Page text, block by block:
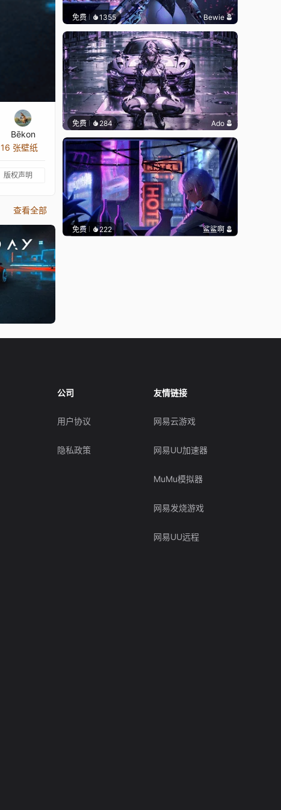
Bēkon
16 张壁纸
版权声明
查看全部
免费 1355 Bewie
免费 284 Ado
免费 222 鲨鲨啊
公司
用户协议
隐私政策
友情链接
网易云游戏
网易UU加速器
MuMu模拟器
网易发烧游戏
网易UU远程